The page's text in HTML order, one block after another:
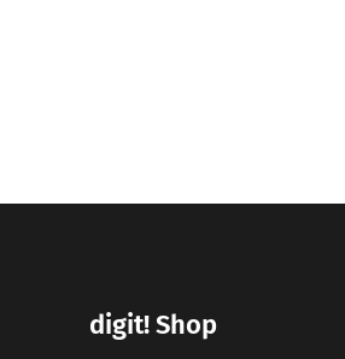
digit! Shop